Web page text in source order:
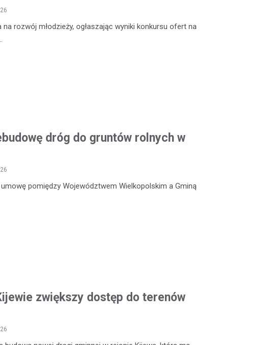
rozwój młodzieży, ogłaszając wyniki konkursu ofert na
dróg do gruntów rolnych w
pomiędzy Województwem Wielkopolskim a Gminą
zwiększy dostęp do terenów